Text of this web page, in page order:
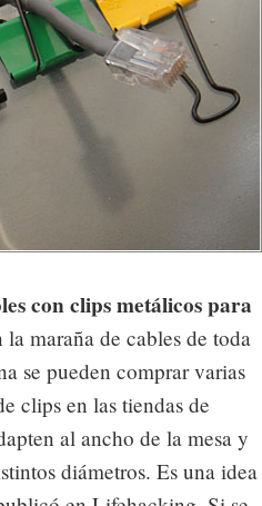
con clips metálicos para
maraña de cables de toda
se pueden comprar varias
clips en las tiendas de
al ancho de la mesa y
diámetros. Es una idea